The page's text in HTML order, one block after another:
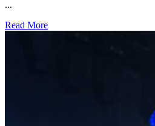
...
Read More